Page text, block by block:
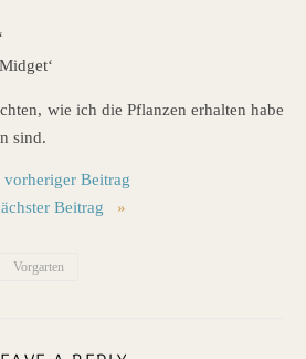
wie ich die Pflanzen erhalten habe
sind.
vorheriger Beitrag
Beitrag
»
Vorgarten